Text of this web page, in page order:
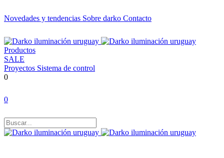
Novedades y tendencias Sobre darko Contacto
Productos
SALE
Proyectos Sistema de control
0
0